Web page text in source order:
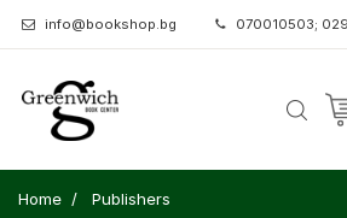
info@bookshop.bg 070010503;
Home Publishers